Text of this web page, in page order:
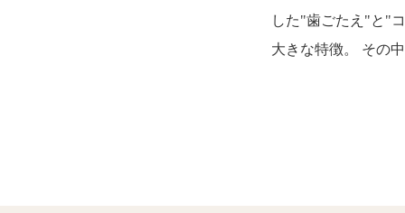
した"歯ごたえ"と"
大きな特徴。 その